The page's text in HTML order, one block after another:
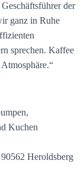
der
ganz in Ruhe
sprechen. Kaffee
Kuchen
Heroldsberg